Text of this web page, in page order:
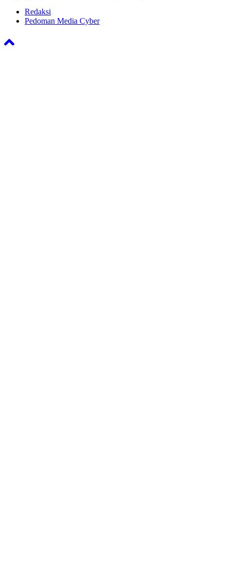
Redaksi
Pedoman Media Cyber